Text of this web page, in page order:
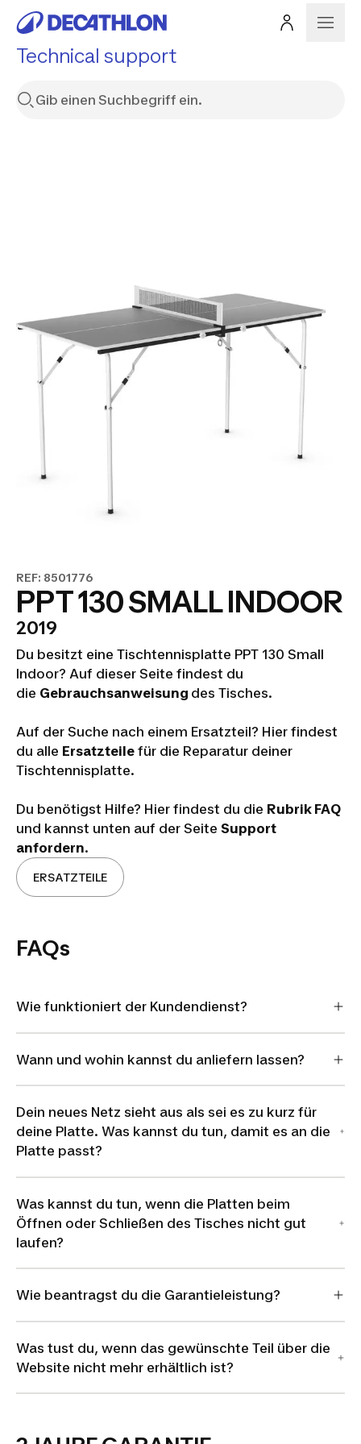
Technical support
REF: 8501776
PPT 130 SMALL INDOOR
2019
Du besitzt eine Tischtennisplatte PPT 130 Small
Indoor? Auf dieser Seite findest du
die Gebrauchsanweisung des Tisches.
Auf der Suche nach einem Ersatzteil? Hier findest
du alle Ersatzteile für die Reparatur deiner
Tischtennisplatte.
Du benötigst Hilfe? Hier findest du die Rubrik FAQ
und kannst unten auf der Seite Support
anfordern.
ERSATZTEILE
FAQs
Wie funktioniert der Kundendienst?
Wann und wohin kannst du anliefern lassen?
Dein neues Netz sieht aus als sei es zu kurz für
deine Platte. Was kannst du tun, damit es an die
Platte passt?
Was kannst du tun, wenn die Platten beim
Öffnen oder Schließen des Tisches nicht gut
laufen?
Wie beantragst du die Garantieleistung?
Was tust du, wenn das gewünschte Teil über die
Website nicht mehr erhältlich ist?